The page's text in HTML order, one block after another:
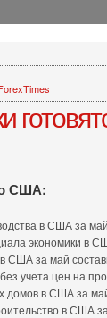
США:
в США за
экономики в
США за май
учета цен на
домов в США за
в США